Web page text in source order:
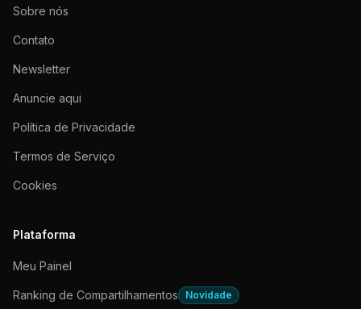
Sobre nós
Contato
Newsletter
Anuncie aqui
Política de Privacidade
Termos de Serviço
Cookies
Plataforma
Meu Painel
Ranking de Compartilhamentos Novidade